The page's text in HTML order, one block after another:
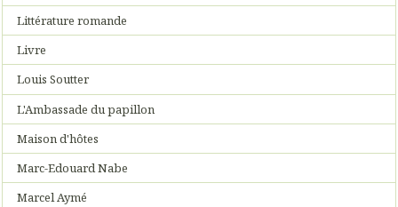
Littérature romande
Livre
Louis Soutter
L'Ambassade du papillon
Maison d'hôtes
Marc-Edouard Nabe
Marcel Aymé